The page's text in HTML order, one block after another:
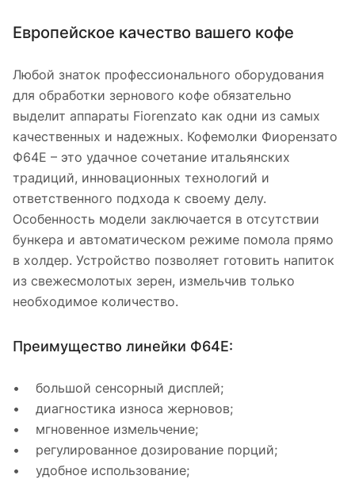
Европейское качество вашего кофе
Любой знаток профессионального оборудования
для обработки зернового кофе обязательно
выделит аппараты Fiorenzato как одни из самых
качественных и надежных. Кофемолки Фиорензато
Ф64Е – это удачное сочетание итальянских
традиций, инновационных технологий и
ответственного подхода к своему делу.
Особенность модели заключается в отсутствии
бункера и автоматическом режиме помола прямо
в холдер. Устройство позволяет готовить напиток
из свежесмолотых зерен, измельчив только
необходимое количество.
Преимущество линейки Ф64Е:
• большой сенсорный дисплей;
• диагностика износа жерновов;
• мгновенное измельчение;
• регулированное дозирование порций;
• удобное использование;